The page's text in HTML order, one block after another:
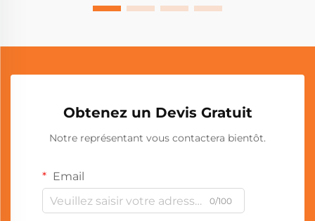
Obtenez un Devis Gratuit
Notre représentant vous contactera bientôt.
Email
0/100